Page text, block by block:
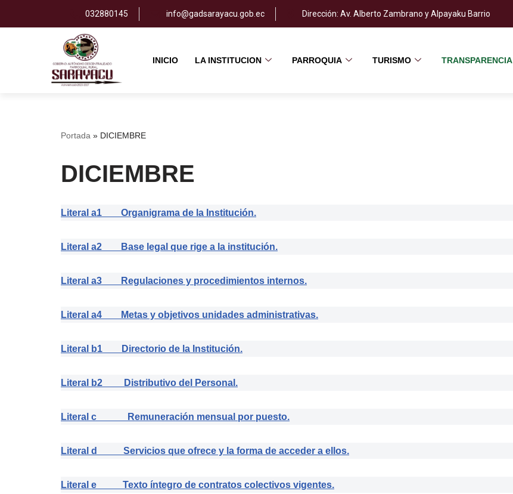
032880145 info@gadsarayacu.gob.ec Dirección: Av. Alberto Zambrano y Alpayaku Barrio
INICIO LA INSTITUCION PARROQUIA TURISMO TRANSPARENCIA
Portada » DICIEMBRE
DICIEMBRE
Literal a1 Organigrama de la Institución.
Literal a2 Base legal que rige a la institución.
Literal a3 Regulaciones y procedimientos internos.
Literal a4 Metas y objetivos unidades administrativas.
Literal b1 Directorio de la Institución.
Literal b2 Distributivo del Personal.
Literal c Remuneración mensual por puesto.
Literal d Servicios que ofrece y la forma de acceder a ellos.
Literal e Texto íntegro de contratos colectivos vigentes.